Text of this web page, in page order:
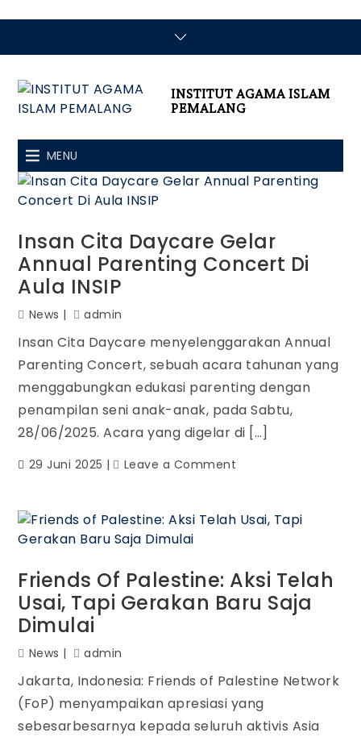
INSTITUT AGAMA ISLAM
PEMALANG
MENU
Insan Cita Daycare Gelar
Annual Parenting Concert Di
Aula INSIP
News admin
Insan Cita Daycare menyelenggarakan Annual
Parenting Concert, sebuah acara tahunan yang
menggabungkan edukasi parenting dengan
penampilan seni anak-anak, pada Sabtu,
28/06/2025. Acara yang digelar di […]
29 Juni 2025 Leave a Comment
Friends Of Palestine: Aksi Telah
Usai, Tapi Gerakan Baru Saja
Dimulai
News admin
Jakarta, Indonesia: Friends of Palestine Network
(FoP) menyampaikan apresiasi yang
sebesarbesarnya kepada seluruh aktivis Asia